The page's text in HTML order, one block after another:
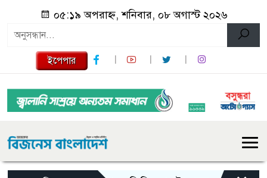
০৫:১৯ অপরাহ্ন, শনিবার, ০৮ অগাস্ট ২০২৬
ইপেপার